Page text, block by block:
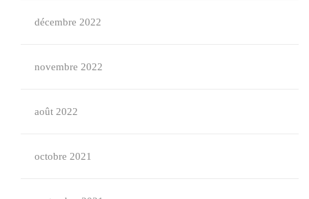
décembre 2022
novembre 2022
août 2022
octobre 2021